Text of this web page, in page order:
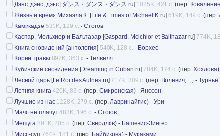
Дэнс, дэнс, дэнс [ダンス・ダンス・ダンス ru] 1025K, 421 с. (пер. Коваленин
Жизнь и время Михаэла К. [Life & Times of Michael K ru] 619K, 149 с. (пер.
Камикадзе 533K, 129 с. - Стогов
Каспар, Мельхиор и Бальтазар [Gaspard, Melchior et Balthazar ru] 774K,
Книга сновидений [антология] 540K, 128 с. - Борхес
Корни травы 897K, 363 с. - Телвелл
Кубинские сновидения [Dreaming in Cuban ru] 784K, 174 с. (пер. Хохлова
Лесной царь [Le Roi des Aulnes ru] 717K, 309 с. (пер. Волевич, ...) - Турнье
Летняя книга 420K, 83 с. (пер. Смиренская) - Янссон
Лучшие из нас 1228K, 279 с. (пер. Лавринайтис) - Ури
Мачо не плачут 483K, 196 с. - Стогов
Мешуга 891K, 205 с. (пер. Свердлов) - Башевис-Зингер
Мисо-суп 764K, 181 с. (пер. Байбикова) - Мураками